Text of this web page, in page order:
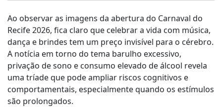
Ao observar as imagens da abertura do Carnaval do
Recife 2026, fica claro que celebrar a vida com música,
dança e brindes tem um preço invisível para o cérebro.
A notícia em torno do tema barulho excessivo,
privação de sono e consumo elevado de álcool revela
uma tríade que pode ampliar riscos cognitivos e
comportamentais, especialmente quando os estímulos
são prolongados.